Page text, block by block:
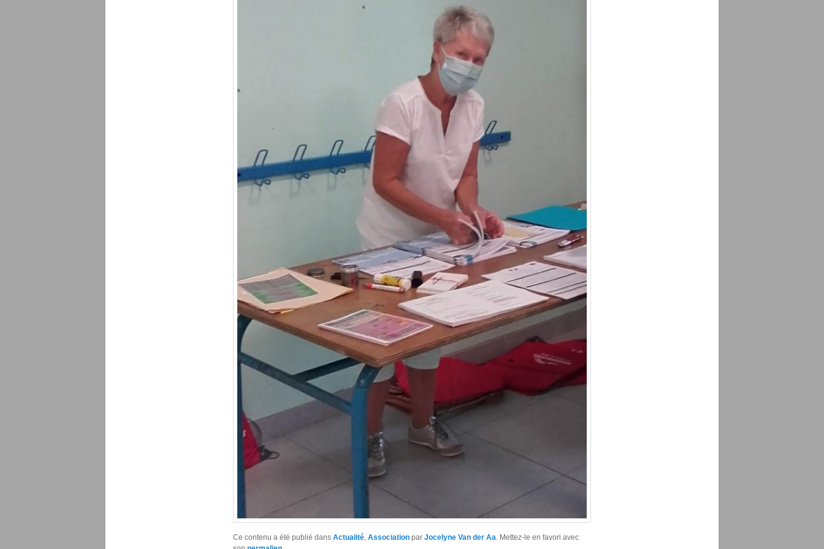
Ce contenu a été publié dans Actualité, Associationpar Jocelyne Van der Aa. Mettez-le en favori avec